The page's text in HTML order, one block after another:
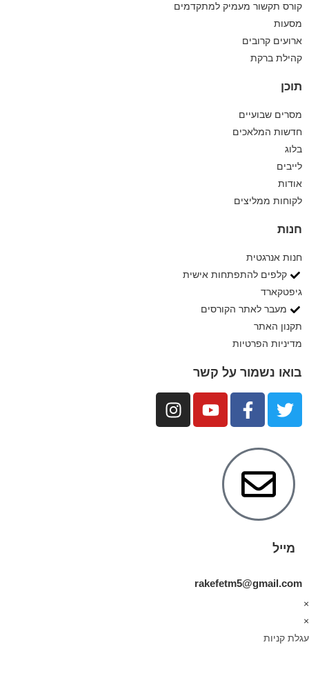
קורס תקשור מעמיק למתקדמים
מסעות
ארועים קרובים
קהילת ברקת
תוכן
מסרים שבועיים
חדשות המלאכים
בלוג
לייבים
אודות
לקוחות ממליצים
חנות
חנות אנרגטית
קלפים להתפתחות אישית
גיפטקארד
מעבר לאתר הקורסים
תקנון האתר
מדיניות הפרטיות
בואו נשמור על קשר
מייל
rakefetm5@gmail.com
×
×
עגלת קניות